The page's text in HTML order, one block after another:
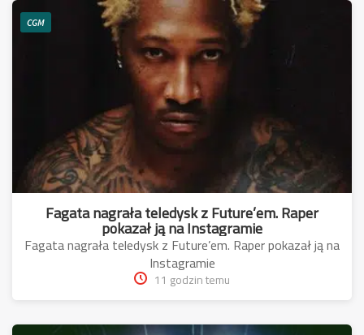
CGM
Fagata nagrała teledysk z Future’em. Raper
pokazał ją na Instagramie
Fagata nagrała teledysk z Future’em. Raper pokazał ją na
Instagramie
11 godzin temu